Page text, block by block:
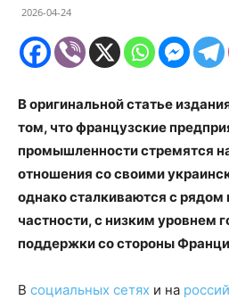
2026-04-24
В оригинальной статье
том, что французские
промышленности стремятся
отношения со своими
однако сталкиваются с рядом
частности, с низким уровнем
поддержки со стороны
В социальных сетях и на